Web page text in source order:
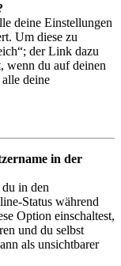
deine Einstellungen
Um diese zu
der Link dazu
wenn du auf deinen
deine
in der
in den
Status während
Option einschaltest,
und du selbst
als unsichtbarer